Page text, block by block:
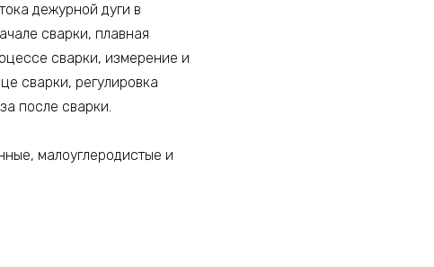
дежурной дуги в
сварки, плавная
сварки, измерение и
сварки, регулировка
после сварки.
малоуглеродистые и